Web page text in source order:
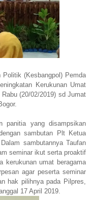
(Kesbangpol) Pemda
Kerukunan Umat
(20/02/2019) sd Jumat
panitia yang disampsikan
sambutan Plt Ketua
sambutannya Taufan
seminar ikut serta proaktif
kerukunan umat beragama
agar peserta seminar
hak pilihnya pada Pilpres,
17 April 2019.